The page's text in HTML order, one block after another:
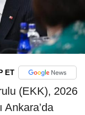
ET
(EKK), 2026
Ankara’da